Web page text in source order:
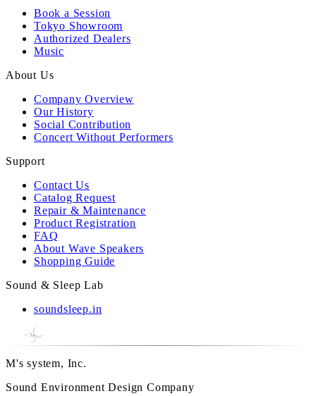
Book a Session
Tokyo Showroom
Authorized Dealers
Music
About Us
Company Overview
Our History
Social Contribution
Concert Without Performers
Support
Contact Us
Catalog Request
Repair & Maintenance
Product Registration
FAQ
About Wave Speakers
Shopping Guide
Sound & Sleep Lab
soundsleep.in
M's system, Inc.
Sound Environment Design Company